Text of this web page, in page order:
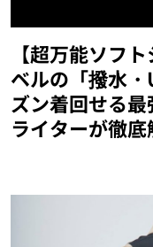
【超万能ソフ
ベルの「撥水
ズン着回せる
ライターが徹底